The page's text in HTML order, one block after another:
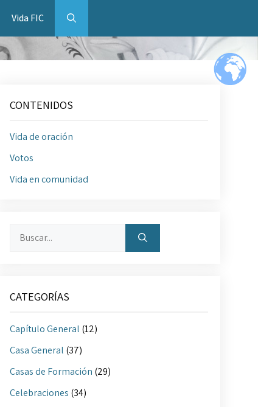
Vida FIC
CONTENIDOS
Vida de oración
Votos
Vida en comunidad
Buscar:
CATEGORÍAS
Capítulo General (12)
Casa General (37)
Casas de Formación (29)
Celebraciones (34)